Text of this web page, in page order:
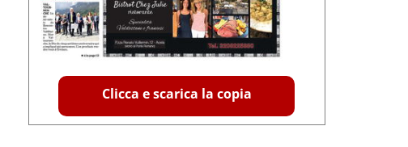
Clicca e scarica la copia